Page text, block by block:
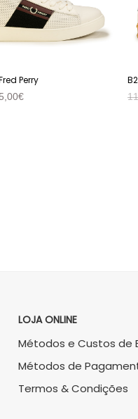
Perry
€
LOJA ONLINE
Métodos e Custos de
Métodos de
Termos & Condições